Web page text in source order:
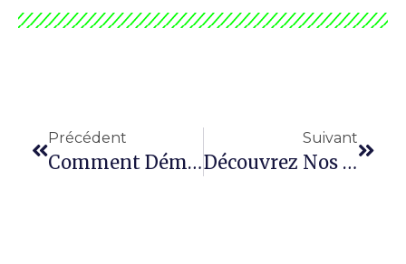
Précédent
Comment Démarcher Par Email Les Mairies Et Collectivités Locales ?
Suivant
Découvrez Nos Bases Prospection Emailing BtoB